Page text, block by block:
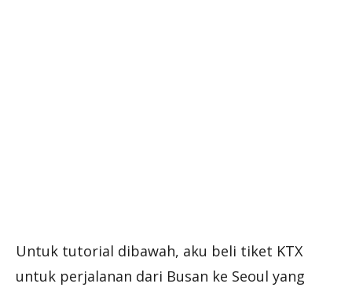
Untuk tutorial dibawah, aku beli tiket KTX
untuk perjalanan dari Busan ke Seoul yang